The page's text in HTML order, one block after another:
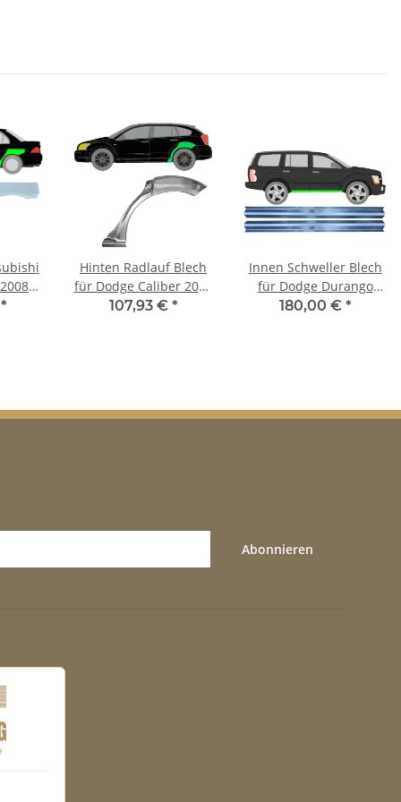
*
Hinten Radlauf Blech
für Dodge Caliber 2006
- 2013 links
107,93 € *
Innen Schweller Blech
für Dodge Durango
2003 - 2008 rechts &
180,00 € *
Abonnieren